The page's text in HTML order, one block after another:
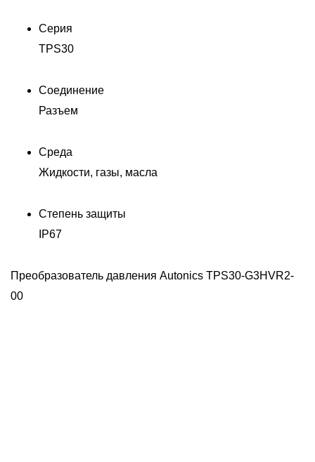
Серия
TPS30
Соединение
Разъем
Среда
Жидкости, газы, масла
Степень защиты
IP67
Преобразователь давления Autonics TPS30-G3HVR2-
00